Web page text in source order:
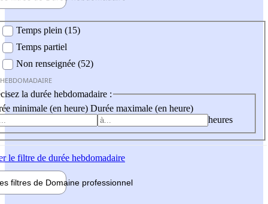
Temps plein (15)
Temps partiel
Non renseignée (52)
la durée hebdomadaire :
minimale (en heure) Durée maximale (en heure)
heures
le filtre de durée hebdomadaire
filtres de Domaine professionnel